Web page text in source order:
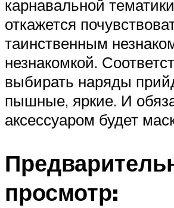
карнавальной
откажется
таинственным
незнакомкой.
выбирать наряды
пышные, яркие. И
аксессуаром будет
просмотр: